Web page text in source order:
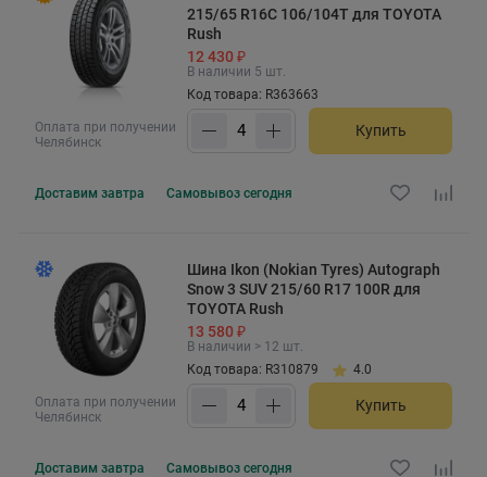
Оплата при получении
Челябинск
215/65 R16C 106/104T для TOYOTA
Rush
12 430 ₽
В наличии 5 шт.
Код товара: R363663
Купить
Доставим завтра Самовывоз сегодня
Оплата при получении
Челябинск
Шина Ikon (Nokian Tyres) Autograph
Snow 3 SUV 215/60 R17 100R для
TOYOTA Rush
13 580 ₽
В наличии > 12 шт.
Код товара: R310879
4.0
Купить
Доставим завтра Самовывоз сегодня